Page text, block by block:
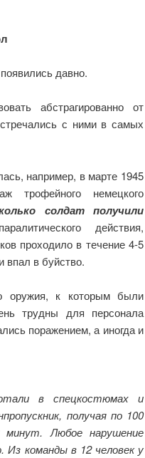
давно.
абстрагированно от
с ними в самых
например, в марте 1945
трофейного немецкого
солдат получили
действия,
проходило в течение 4-5
впал в буйство.
оружия, к которым были
трудны для персонала
поражением, а иногда и
в спецкостюмах и
получая по 100
Любое нарушение
Из команды в 12 человек у